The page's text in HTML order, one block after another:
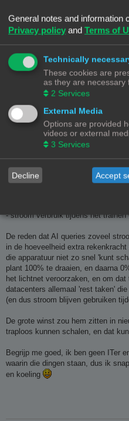
t
Was het maar zo simpel als je
al veel van computers...
...gaat hebben op ons
het goed om je eens in de
Aangezien het mijn beroep is
Voor het gemak: koeling is een
Datacenters vandaag de dag
betekent dat elke kw aan stroom
stroom voor de koeling benodigd
koelverliezen omdat ze met hogere
niet genoeg om een factor 25 te
- stroom thuis (computer, licht, enz.)
- stroom verbruik tijdens het
De reden dat AI queries zoveel
in de hoeveelheid extra
die apparatuur niet zo snel 'kunt
plant 100% te draaien, en daarna
het lichtnet veroorzaken, en om dat
datacenters allemaal 'rest taken'
(en dus stroom blijven gebruiken
De grote winst zou hem zitten in
traploos kunnen schalen, en dat
Begrijp me goed, ik ben geen ITer
waarin die dingen staan, dus ik
en koeling
General notes and information
Privacy policy and Terms of
Technically
These cookies are
as they are necessary
2 Services
External Media
Options are provided
videos or external
3 Services
Decline Accept